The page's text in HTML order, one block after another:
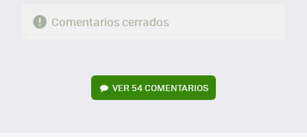
Comentarios cerrados
VER 54 COMENTARIOS